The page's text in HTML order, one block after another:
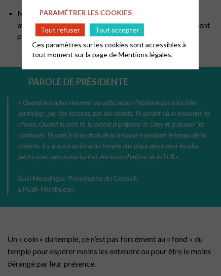
Mettre en place un tapis de jeu dans un coin du temple
avec livres et jouets où les enfants peuvent aller librement
pendant le culte.
PAROLE DE PRÉSIDENTE
« Quand nos ados viennent au culte, nous n’hésitons pas à les faire
participer, par des lectures, par des chants. Ils savent où se trouvent les
choses. Quand ils sont là, ils aident à préparer la Cène et à donner les
cantiques. Ils sont le bras droit de la trésorière pendant le temps de la
collecte. Il y a aussi au fond du temple une place place pour les plus
petits avec une couverture et des livres d’enfant de la LLB.»
Susi Meusinger, Présidente du Conseil,
EPUdF Montluçon
Un « coin » du temple, ce n’est pas forcément au « fond » du
temple pour espérer moins les entendre ou pour être le moins
dérangé par leur présence.
PARAMÉTRER LES COOKIES
Tout refuser
Tout accepter
Ces paramètres sur les cookies sont accessibles à
tout moment sur la page deMentions légales.